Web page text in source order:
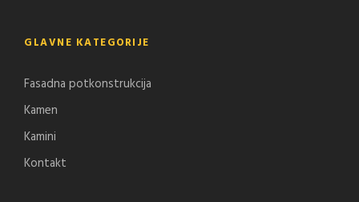
GLAVNE KATEGORIJE
Fasadna potkonstrukcija
Kamen
Kamini
Kontakt